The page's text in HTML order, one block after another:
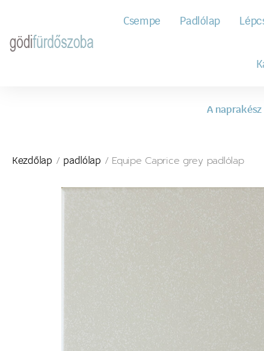
Csempe Padlólap
A
Kezdőlap / padlólap / Equipe Caprice grey padlólap